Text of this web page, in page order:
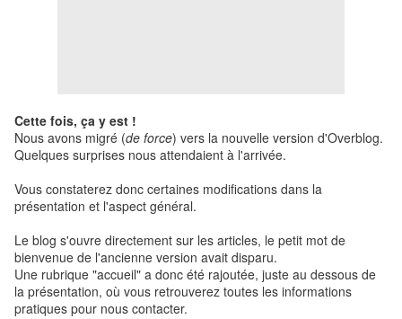
Cette fois, ça y est !
Nous avons migré (de force) vers la nouvelle version d'Overblog.
Quelques surprises nous attendaient à l'arrivée.
Vous constaterez donc certaines modifications dans la
présentation et l'aspect général.
Le blog s'ouvre directement sur les articles, le petit mot de
bienvenue de l'ancienne version avait disparu.
Une rubrique "accueil" a donc été rajoutée, juste au dessous de
la présentation, où vous retrouverez toutes les informations
pratiques pour nous contacter.